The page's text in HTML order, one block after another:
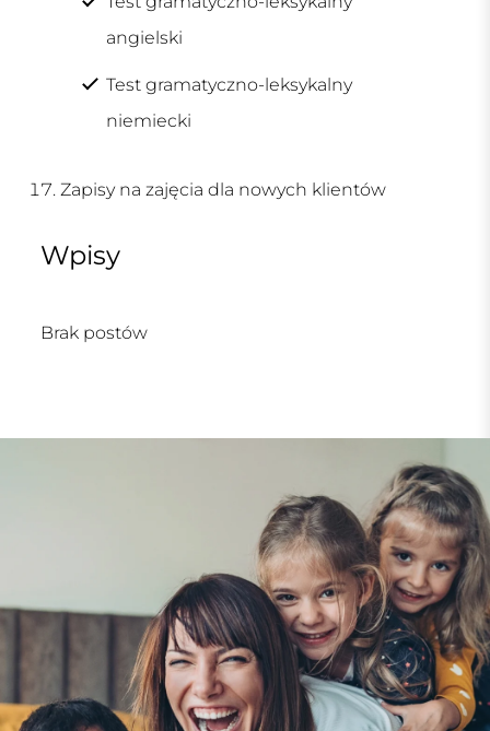
angielski
Test gramatyczno-leksykalny
niemiecki
Zapisy na zajęcia dla nowych klientów
Wpisy
Brak postów